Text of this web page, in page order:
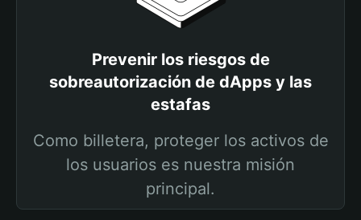
Prevenir los riesgos de
sobreautorización de dApps y las
estafas
Como billetera, proteger los activos de
los usuarios es nuestra misión
principal.